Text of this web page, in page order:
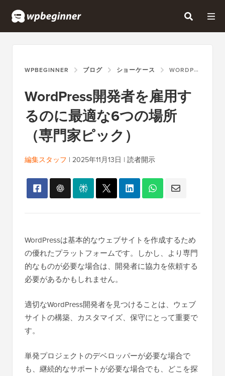
WPBEGINNER ブログ ショーケース WORDPRESS開発者を雇用するのに最適な6つの場所（専門家ピック）
WordPress開発者を雇用す
るのに最適な6つの場所
（専門家ピック）
編集スタッフ | 2025年11月13日 | 読者開示
WordPressは基本的なウェブサイトを作成するため
の優れたプラットフォームです。しかし、より専門
的なものが必要な場合は、開発者に協力を依頼する
必要があるかもしれません。
適切なWordPress開発者を見つけることは、ウェブ
サイトの構築、カスタマイズ、保守にとって重要で
す。
単発プロジェクトのデベロッパーが必要な場合で
も、継続的なサポートが必要な場合でも、どこを探